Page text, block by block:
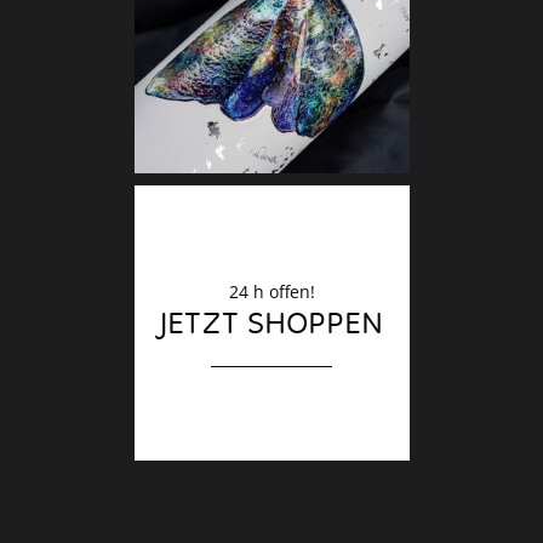
24 h offen!
JETZT SHOPPEN